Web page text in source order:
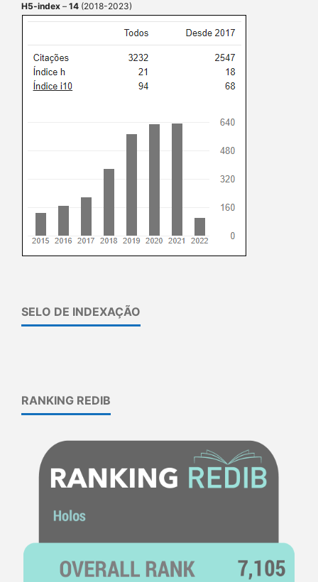
H5-index – 14 (2018-2023)
SELO DE INDEXAÇÃO
RANKING REDIB